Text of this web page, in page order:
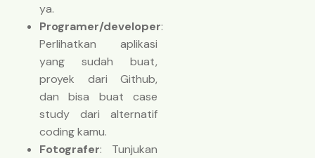
ya.
Programer/developer:
Perlihatkan aplikasi
yang sudah buat,
proyek dari Github,
dan bisa buat case
study dari alternatif
coding kamu.
Fotografer: Tunjukan